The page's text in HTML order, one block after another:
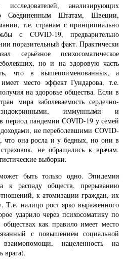
анализирующих
Соединенным Штатам, Швеции,
т.е. странам с принципиально
с COVID-19, предварительно
поразительный факт. Практически
серьёзное психосоматическое
но и на здоровую часть
что в вышепоименованных, а
место эффект Гундарова, т.е.
на здоровье общества. Если в
мира заболеваемость сердечно-
иммунными и
период пандемии COVID-19 у семей
не переболевшими COVID-
что она росла и у бедных, но они в
не обращались к врачам.
выборки.
быть только одно. Эпидемия
к распаду обществ, прерыванию
к атомизации граждан, их
Т.е. налицо рост ярко выраженного
ударило через психосоматику по
как правило имеет место
с повышением социальной
взаимопомощи, нацеленность на
врага).